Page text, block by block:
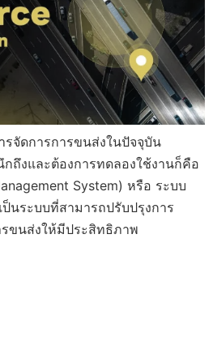
จัดการการขนส่งในปัจจุบัน
ถึงและต้องการทดลองใช้งานก็คือ
System) หรือ ระบบ
นระบบที่สามารถปรับปรุงการ
รขนส่งให้มีประสิทธิภาพ